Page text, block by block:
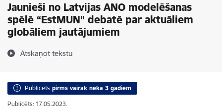
Jaunieši no Latvijas ANO modelēšanas
spēlē “EstMUN” debatē par aktuāliem
globāliem jautājumiem
Atskaņot tekstu
Publicēts pirms vairāk nekā 3 gadiem
Publicēts: 17.05.2023.